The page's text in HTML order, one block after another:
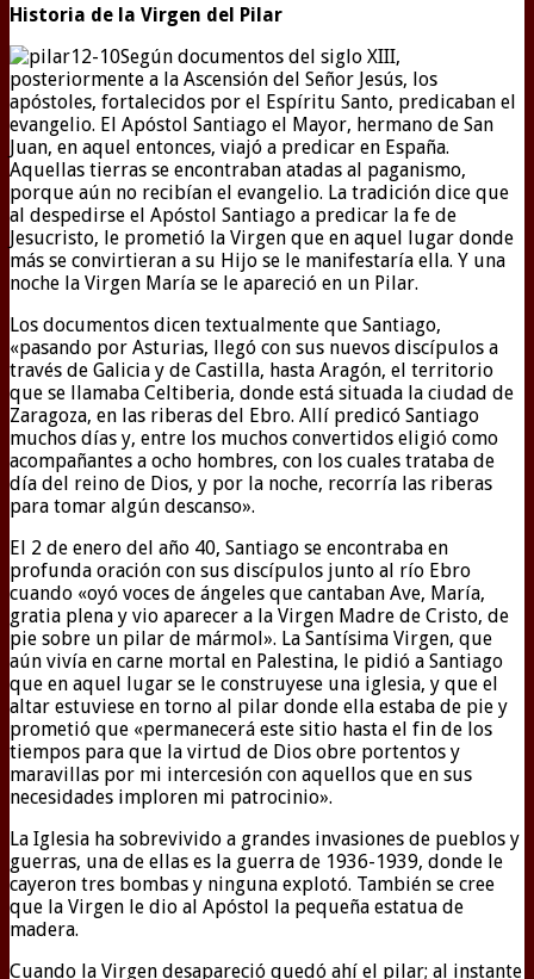
Historia de la Virgen del Pilar
Según documentos del siglo XIII,
posteriormente a la Ascensión del Señor Jesús, los
apóstoles, fortalecidos por el Espíritu Santo, predicaban el
evangelio. El Apóstol Santiago el Mayor, hermano de San
Juan, en aquel entonces, viajó a predicar en España.
Aquellas tierras se encontraban atadas al paganismo,
porque aún no recibían el evangelio. La tradición dice que
al despedirse el Apóstol Santiago a predicar la fe de
Jesucristo, le prometió la Virgen que en aquel lugar donde
más se convirtieran a su Hijo se le manifestaría ella. Y una
noche la Virgen María se le apareció en un Pilar.
Los documentos dicen textualmente que Santiago,
«pasando por Asturias, llegó con sus nuevos discípulos a
través de Galicia y de Castilla, hasta Aragón, el territorio
que se llamaba Celtiberia, donde está situada la ciudad de
Zaragoza, en las riberas del Ebro. Allí predicó Santiago
muchos días y, entre los muchos convertidos eligió como
acompañantes a ocho hombres, con los cuales trataba de
día del reino de Dios, y por la noche, recorría las riberas
para tomar algún descanso».
El 2 de enero del año 40, Santiago se encontraba en
profunda oración con sus discípulos junto al río Ebro
cuando «oyó voces de ángeles que cantaban Ave, María,
gratia plena y vio aparecer a la Virgen Madre de Cristo, de
pie sobre un pilar de mármol». La Santísima Virgen, que
aún vivía en carne mortal en Palestina, le pidió a Santiago
que en aquel lugar se le construyese una iglesia, y que el
altar estuviese en torno al pilar donde ella estaba de pie y
prometió que «permanecerá este sitio hasta el fin de los
tiempos para que la virtud de Dios obre portentos y
maravillas por mi intercesión con aquellos que en sus
necesidades imploren mi patrocinio».
La Iglesia ha sobrevivido a grandes invasiones de pueblos y
guerras, una de ellas es la guerra de 1936-1939, donde le
cayeron tres bombas y ninguna explotó. También se cree
que la Virgen le dio al Apóstol la pequeña estatua de
madera.
Cuando la Virgen desapareció quedó ahí el pilar; al instante